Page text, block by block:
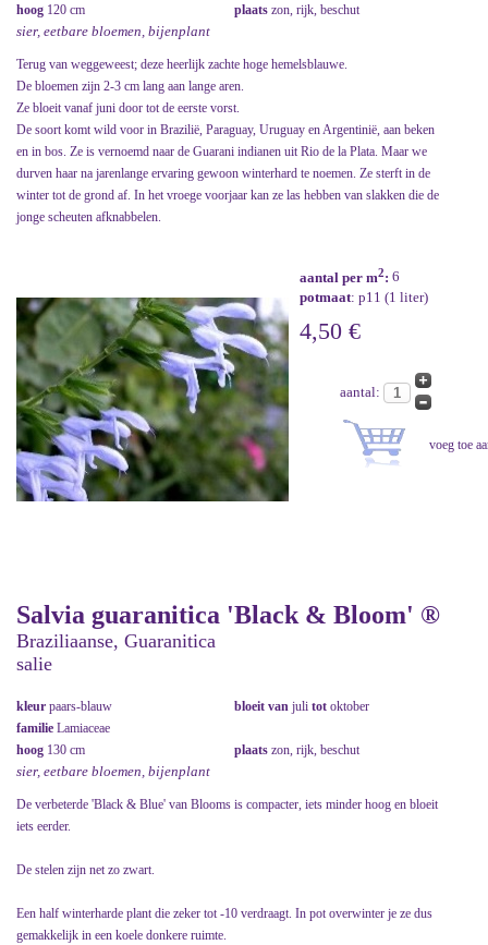
hoog 120 cm plaats zon, rijk, beschut
sier, eetbare bloemen, bijenplant
Terug van weggeweest; deze heerlijk zachte hoge hemelsblauwe.
De bloemen zijn 2-3 cm lang aan lange aren.
Ze bloeit vanaf juni door tot de eerste vorst.
De soort komt wild voor in Brazilië, Paraguay, Uruguay en Argentinië, aan beken
en in bos. Ze is vernoemd naar de Guarani indianen uit Rio de la Plata. Maar we
durven haar na jarenlange ervaring gewoon winterhard te noemen. Ze sterft in de
winter tot de grond af. In het vroege voorjaar kan ze las hebben van slakken die de
jonge scheuten afknabbelen.
aantal per m2: 6
potmaat: p11 (1 liter)
4,50 €
aantal:
Salvia guaranitica 'Black & Bloom' ®
Braziliaanse, Guaranitica
salie
kleur paars-blauw bloeit van juli tot oktober
familie Lamiaceae
hoog 130 cm plaats zon, rijk, beschut
sier, eetbare bloemen, bijenplant
De verbeterde 'Black & Blue' van Blooms is compacter, iets minder hoog en bloeit
iets eerder.
De stelen zijn net zo zwart.
Een half winterharde plant die zeker tot -10 verdraagt. In pot overwinter je ze dus
gemakkelijk in een koele donkere ruimte.